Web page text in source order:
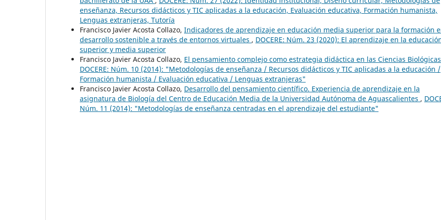
enseñanza, Recursos didácticos y TIC aplicadas a la educación, Evaluación educativa, Formación humanista,
Lenguas extranjeras, Tutoría
Francisco Javier Acosta Collazo, Indicadores de aprendizaje en educación media superior para la formación
desarrollo sostenible a través de entornos virtuales , DOCERE: Núm. 23 (2020): El aprendizaje en la
superior y media superior
Francisco Javier Acosta Collazo, El pensamiento complejo como estrategia didáctica en las Ciencias Biológicas
DOCERE: Núm. 10 (2014): "Metodologías de enseñanza / Recursos didácticos y TIC aplicadas a la educación /
Formación humanista / Evaluación educativa / Lenguas extranjeras"
Francisco Javier Acosta Collazo, Desarrollo del pensamiento científico. Experiencia de aprendizaje en la
asignatura de Biología del Centro de Educación Media de la Universidad Autónoma de Aguascalientes ,
Núm. 11 (2014): "Metodologías de enseñanza centradas en el aprendizaje del estudiante"